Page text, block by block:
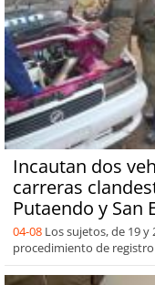
Incautan dos
carreras
Putaendo y San
04-08 Los sujetos, de 19
procedimiento de